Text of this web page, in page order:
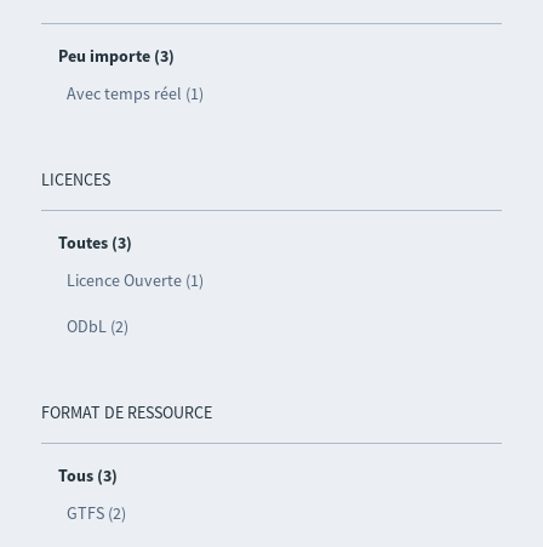
Peu importe (3)
Avec temps réel (1)
LICENCES
Toutes (3)
Licence Ouverte (1)
ODbL (2)
FORMAT DE RESSOURCE
Tous (3)
GTFS (2)